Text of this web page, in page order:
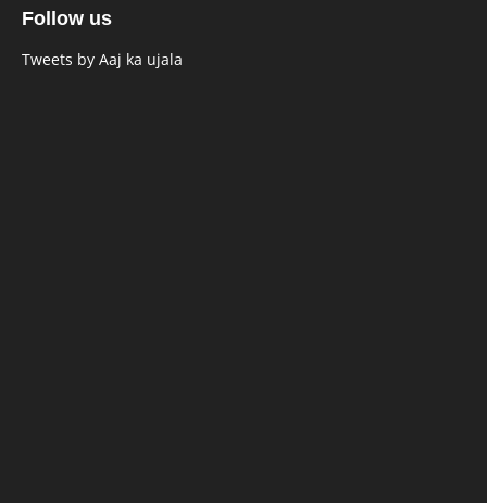
Follow us
Tweets by Aaj ka ujala